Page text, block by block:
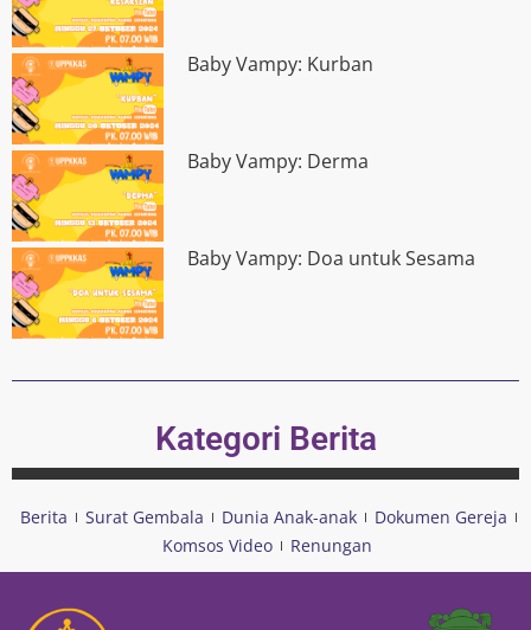
Baby Vampy: Kurban
Baby Vampy: Derma
Baby Vampy: Doa untuk Sesama
Kategori Berita
Berita Surat Gembala Dunia Anak-anak
Dokumen Gereja
Komsos Video
Renungan